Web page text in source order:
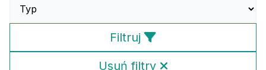
Filtruj
Usuń filtry